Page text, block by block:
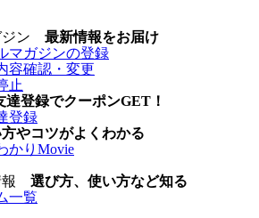
ジン 最新情報をお届け
マガジンの登録
容確認・変更
止
達登録でクーポンGET！
登録
やコツがよくわかる
かりMovie
報 選び方、使い方など知る
一覧